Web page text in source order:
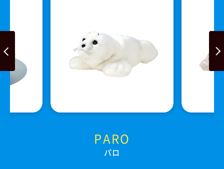
PARO
パロ